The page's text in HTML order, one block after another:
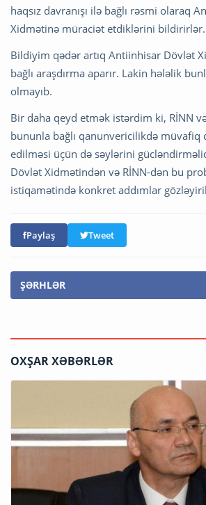
haqsız davranışı ilə bağlı rəsmi olaraq
Xidmətinə müraciət etdiklərini bildirirlər.
Bildiyim qədər artıq Antiinhisar Dövlət
bağlı araşdırma aparır. Lakin hələlik
olmayıb.
Bir daha qeyd etmək istərdim ki, RİNN
bununla bağlı qanunvericilikdə müvafiq
edilməsi üçün də səylərini
Dövlət Xidmətindən və RİNN-dən bu
istiqamətində konkret addımlar
Paylaş Tweet
ŞƏRHLƏR
OXŞAR XƏBƏRLƏR